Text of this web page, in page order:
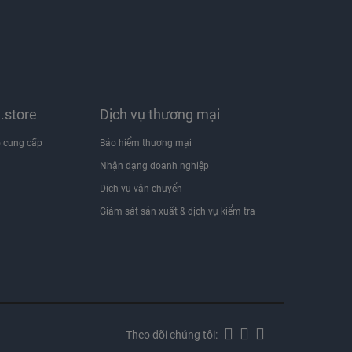
cung cấp
Dịch vụ thương mại
Bảo hiểm thương mại
Nhận dạng doanh nghiệp
Dịch vụ vận chuyển
Giám sát sản xuất & dịch vụ kiểm tra
Theo dõi chúng tôi: